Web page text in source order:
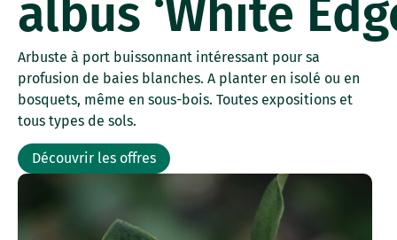
albus ‘White
Arbuste à port buissonnant intéressant pour sa
profusion de baies blanches. A planter en isolé ou en
bosquets, même en sous-bois. Toutes expositions et
tous types de sols.
Découvrir les offres